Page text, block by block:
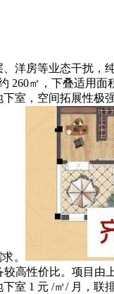
洋房等业态干扰，
260㎡，下叠适用面
室，空间拓展性极
。
较高性价比。项目由
室 1 元 /㎡/ 月，联